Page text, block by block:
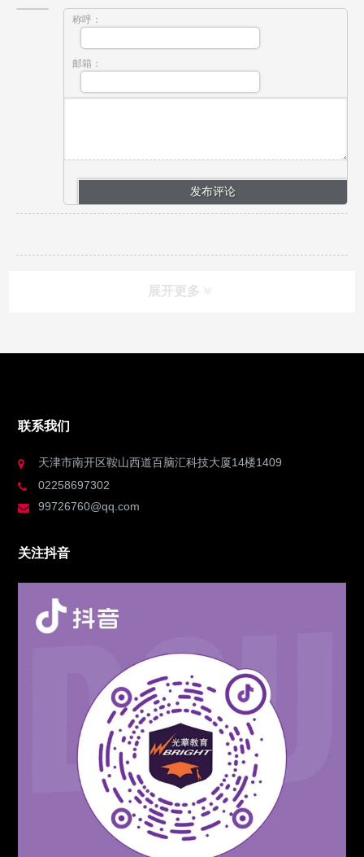
称呼：
邮箱：
展开更多
联系我们
天津市南开区鞍山西道百脑汇科技大厦14楼1409
02258697302
99726760@qq.com
关注抖音